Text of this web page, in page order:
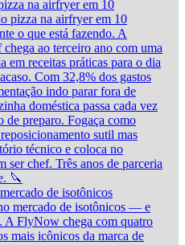
na airfryer em 10
de isotônicos